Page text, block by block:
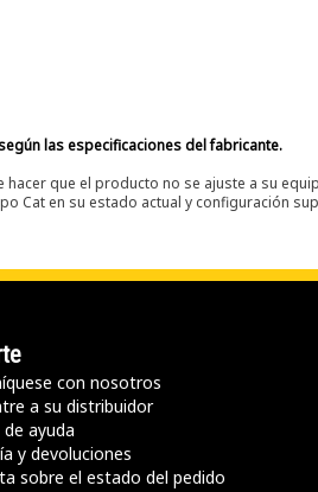
las especificaciones del fabricante.
que el producto no se ajuste a su
Cat en su estado actual y configuración
con nosotros
a su distribuidor
ayuda
y devoluciones
sobre el estado del pedido